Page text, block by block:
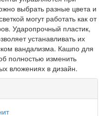
выбрать разные цвета и
могут работать как от
Ударопрочный пластик,
устанавливать их
вандализма. Кашпо для
полностью изменить
вложениях в дизайн.